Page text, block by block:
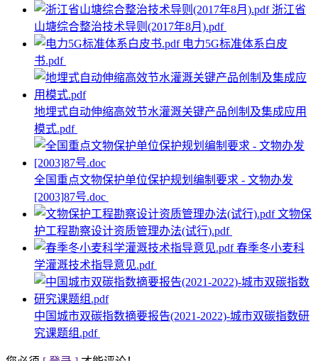
浙江省
山塘综合整治技术导则(2017年8月).pdf
电力5G标准体系白皮
书.pdf
地埋式自动伸缩高效节水灌溉关键产品创制及集成应用
模式.pdf
全国重点文物保护单位保护规划编制要求 - 文物办发
[2003]87号.doc
文物保
护工程勘察设计资质管理办法(试行).pdf
春季冬小麦科
学灌溉技术指导意见.pdf
中国城市双碳指数摘要报告(2021-2022)-城市双碳指数研
究课题组.pdf